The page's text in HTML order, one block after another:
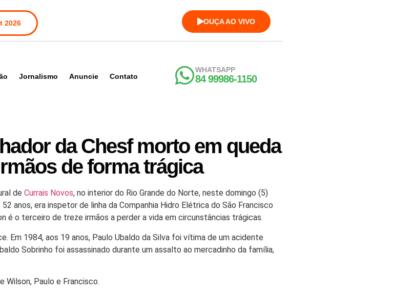
2026 OUÇA AO VIVO
Jornalismo Anuncie Contato
WHATSAPP
84 99986-1150
da Chesf morto em queda
de forma trágica
de Currais Novos, no interior do Rio Grande do Norte, neste domingo (5)
anos, era inspetor de linha da Companhia Hidro Elétrica do São Francisco
é o terceiro de treze irmãos a perder a vida em circunstâncias trágicas.
Em 1984, aos 19 anos, Paulo Ubaldo da Silva foi vítima de um acidente
Sobrinho foi assassinado durante um assalto ao mercadinho da família,
Wilson, Paulo e Francisco.